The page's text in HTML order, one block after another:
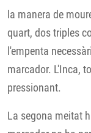
la manera de
quart, dos triples
l'empenta
marcador. L'Inca,
pressionant.
La segona meitat